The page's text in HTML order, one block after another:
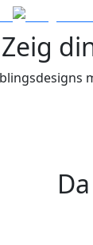
Zeig